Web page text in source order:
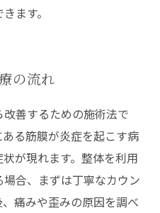
ます。
の流れ
善するための施術法で
る筋膜が炎症を起こす病
が現れます。整体を利用
合、まずは丁寧なカウン
痛みや歪みの原因を調べ